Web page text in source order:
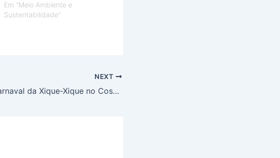
Em "Meio Ambiente e
Sustentabilidade"
NEXT
Carnaval da Xique-Xique no Cose Sul, Gama -DF